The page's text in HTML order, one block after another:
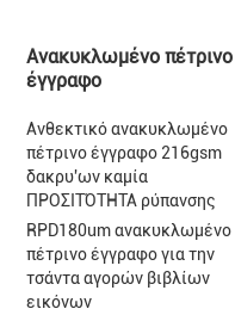
Ανακυκλωμένο πέτρινο
έγγραφο
Ανθεκτικό ανακυκλωμένο
πέτρινο έγγραφο 216gsm
δακρυ'ων καμία
ΠΡΟΣΙΤΌΤΗΤΑ ρύπανσης
RPD180um ανακυκλωμένο
πέτρινο έγγραφο για την
τσάντα αγορών βιβλίων
εικόνων